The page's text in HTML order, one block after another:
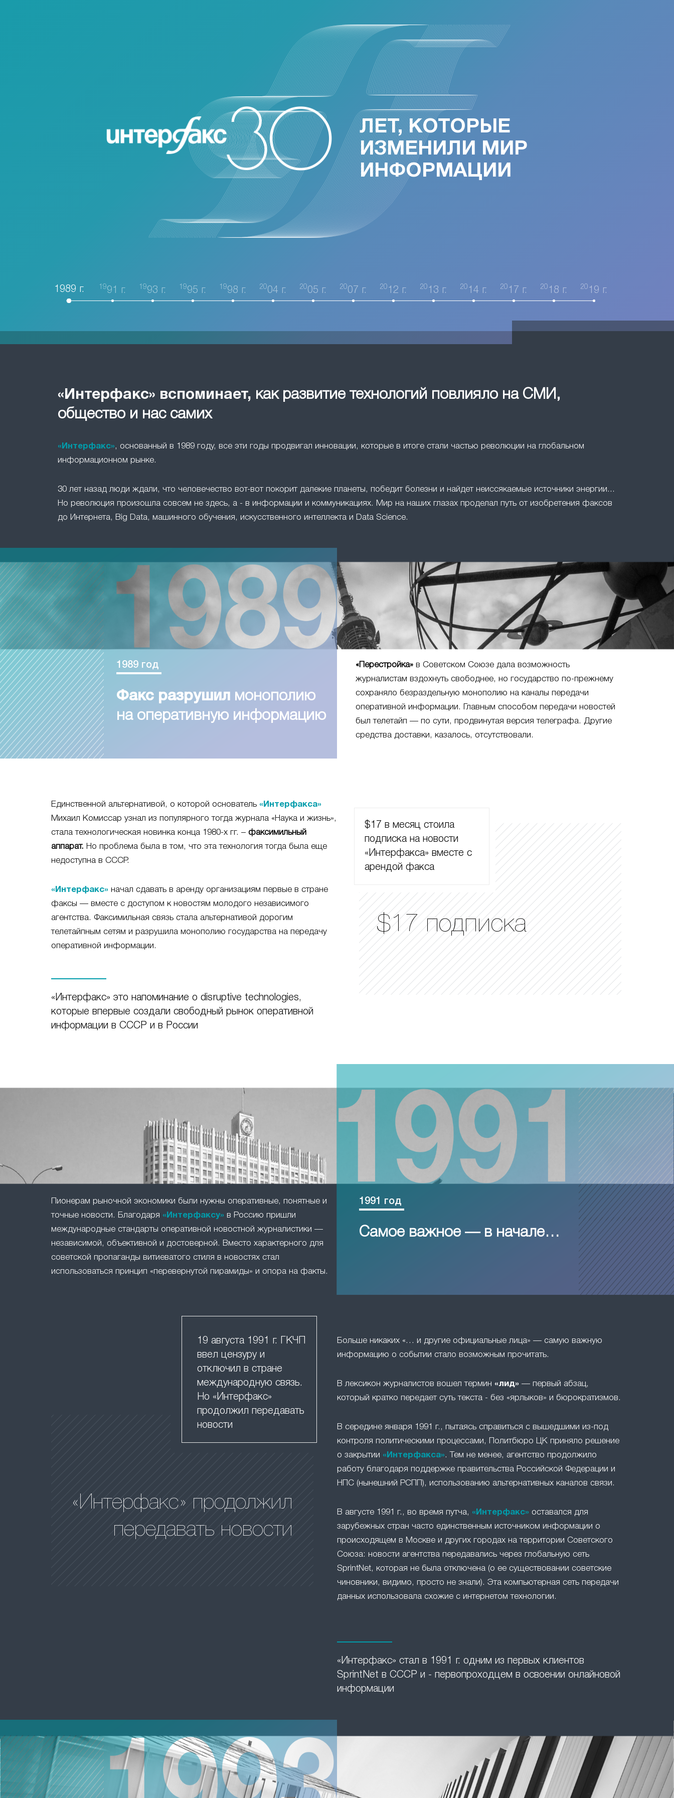
ЛЕТ, КОТОРЫЕ
ИЗМЕНИЛИ МИР
ИНФОРМАЦИИ
1989 г. 1991 г. 1993 г. 1995 г. 1998 г. 2004 г. 2005 г. 2007 г. 20 12 г. 20 13 г. 20 14 г. 20 17 г. 20 18 г. 20 19 г.
«Интерфакс» вспоминает, как развитие технологий повлияло на СМИ,
общество и нас самих
«Интерфакс», основанный в 1989 году, все эти годы продвигал инновации, которые в итоге стали частью революции на глобальном
информационном рынке.
30 лет назад люди ждали, что человечество вот-вот покорит далекие планеты, победит болезни и найдет неиссякаемые источники энергии...
Но революция произошла совсем не здесь, а - в информации и коммуникациях. Мир на наших глазах проделал путь от изобретения факсов
до Интернета, Big Data, машинного обучения, искусственного интеллекта и Data Science.
1989 год
Факс разрушил
монополию
на оперативную информацию
«Перестройка» в Советском Союзе дала возможность
журналистам вздохнуть свободнее, но государство по-прежнему
сохраняло безраздельную монополию на каналы передачи
оперативной информации. Главным способом передачи новостей
был телетайп — по сути, продвинутая версия телеграфа. Другие
средства доставки, казалось, отсутствовали.
Единственной альтернативой, о которой основатель «Интерфакса»
Михаил Комиссар узнал из популярного тогда журнала «Наука и жизнь»,
стала технологическая новинка конца 1980-х гг. – факсимильный
аппарат. Но проблема была в том, что эта технология тогда была еще
недоступна в СССР.
«Интерфакс» начал сдавать в аренду организациям первые в стране
факсы — вместе с доступом к новостям молодого независимого
агентства. Факсимильная связь стала альтернативой дорогим
телетайпным сетям и разрушила монополию государства на передачу
оперативной информации.
«Интерфакс» это напоминание о disruptive technologies,
которые впервые создали свободный рынок оперативной
информации в СССР и в России
$17 в месяц стоила
подписка на новости
«Интерфакса» вместе с
арендой факса
$17 подписка
Пионерам рыночной экономики были нужны оперативные, понятные и
точные новости. Благодаря «Интерфаксу» в Россию пришли
международные стандарты оперативной новостной журналистики —
независимой, объективной и достоверной. Вместо характерного для
советской пропаганды витиеватого стиля в новостях стал
использоваться принцип «перевернутой пирамиды» и опора на факты.
1991 год
Самое важное — в начале…
19 августа 1991 г. ГКЧП
ввел цензуру и
отключил в стране
международную связь.
Но «Интерфакс»
продолжил передавать
новости
«Интерфакс» продолжил
передавать новости
Больше никаких «… и другие официальные лица» — самую важную
информацию о событии стало возможным прочитать.
В лексикон журналистов вошел термин «лид» — первый абзац,
который кратко передает суть текста - без «ярлыков» и бюрократизмов.
В середине января 1991 г., пытаясь справиться с вышедшими из-под
контроля политическими процессами, Политбюро ЦК приняло решение
о закрытии «Интерфакса». Тем не менее, агентство продолжило
работу благодаря поддержке правительства Российской Федерации и
НПС (нынешний РСПП), использованию альтернативных каналов связи.
В августе 1991 г., во время путча, «Интерфакс» оставался для
зарубежных стран часто единственным источником информации о
происходящем в Москве и других городах на территории Советского
Союза: новости агентства передавались через глобальную сеть
SprintNet, которая не была отключена (о ее существовании советские
чиновники, видимо, просто не знали). Эта компьютерная сеть передачи
данных использовала схожие с интернетом технологии.
«Интерфакс» стал в 1991 г. одним из первых клиентов
SprintNet в СССР и - первопроходцем в освоении онлайновой
информации